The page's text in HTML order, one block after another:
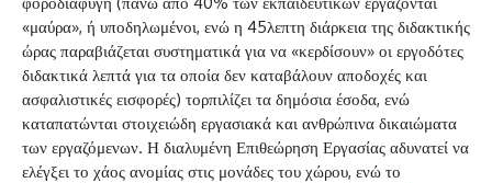
«μαύρα», ή υποδηλωμένοι, ενώ η 45λεπτη διάρκεια της διδακτικής
ώρας παραβιάζεται συστηματικά για να «κερδίσουν» οι εργοδότες
διδακτικά λεπτά για τα οποία δεν καταβάλουν αποδοχές και
ασφαλιστικές εισφορές) τορπιλίζει τα δημόσια έσοδα, ενώ
καταπατώνται στοιχειώδη εργασιακά και ανθρώπινα δικαιώματα
των εργαζόμενων. Η διαλυμένη Επιθεώρηση Εργασίας αδυνατεί να
ελέγξει το χάος ανομίας στις μονάδες του χώρου, ενώ το